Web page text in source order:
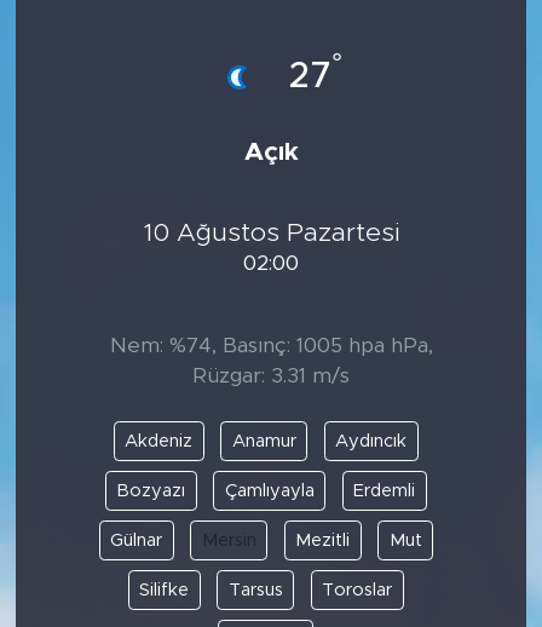
27°
Açık
10 Ağustos Pazartesi
02:00
Nem: %74, Basınç: 1005 hpa hPa,
Rüzgar: 3.31 m/s
Akdeniz Anamur Aydıncık
Bozyazı Çamlıyayla Erdemli
Gülnar Mersin Mezitli Mut
Silifke Tarsus Toroslar